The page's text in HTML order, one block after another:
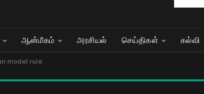
ஆன்மீகம் அரசியல் செய்திகள் கல்வி
model rule